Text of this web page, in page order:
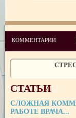
КОММЕНТАРИИ
ЗАЩИТА
ПРАВОВОЙ
СТАТЬИ
СЛОЖНАЯ
РАБОТЕ ВРАЧА...